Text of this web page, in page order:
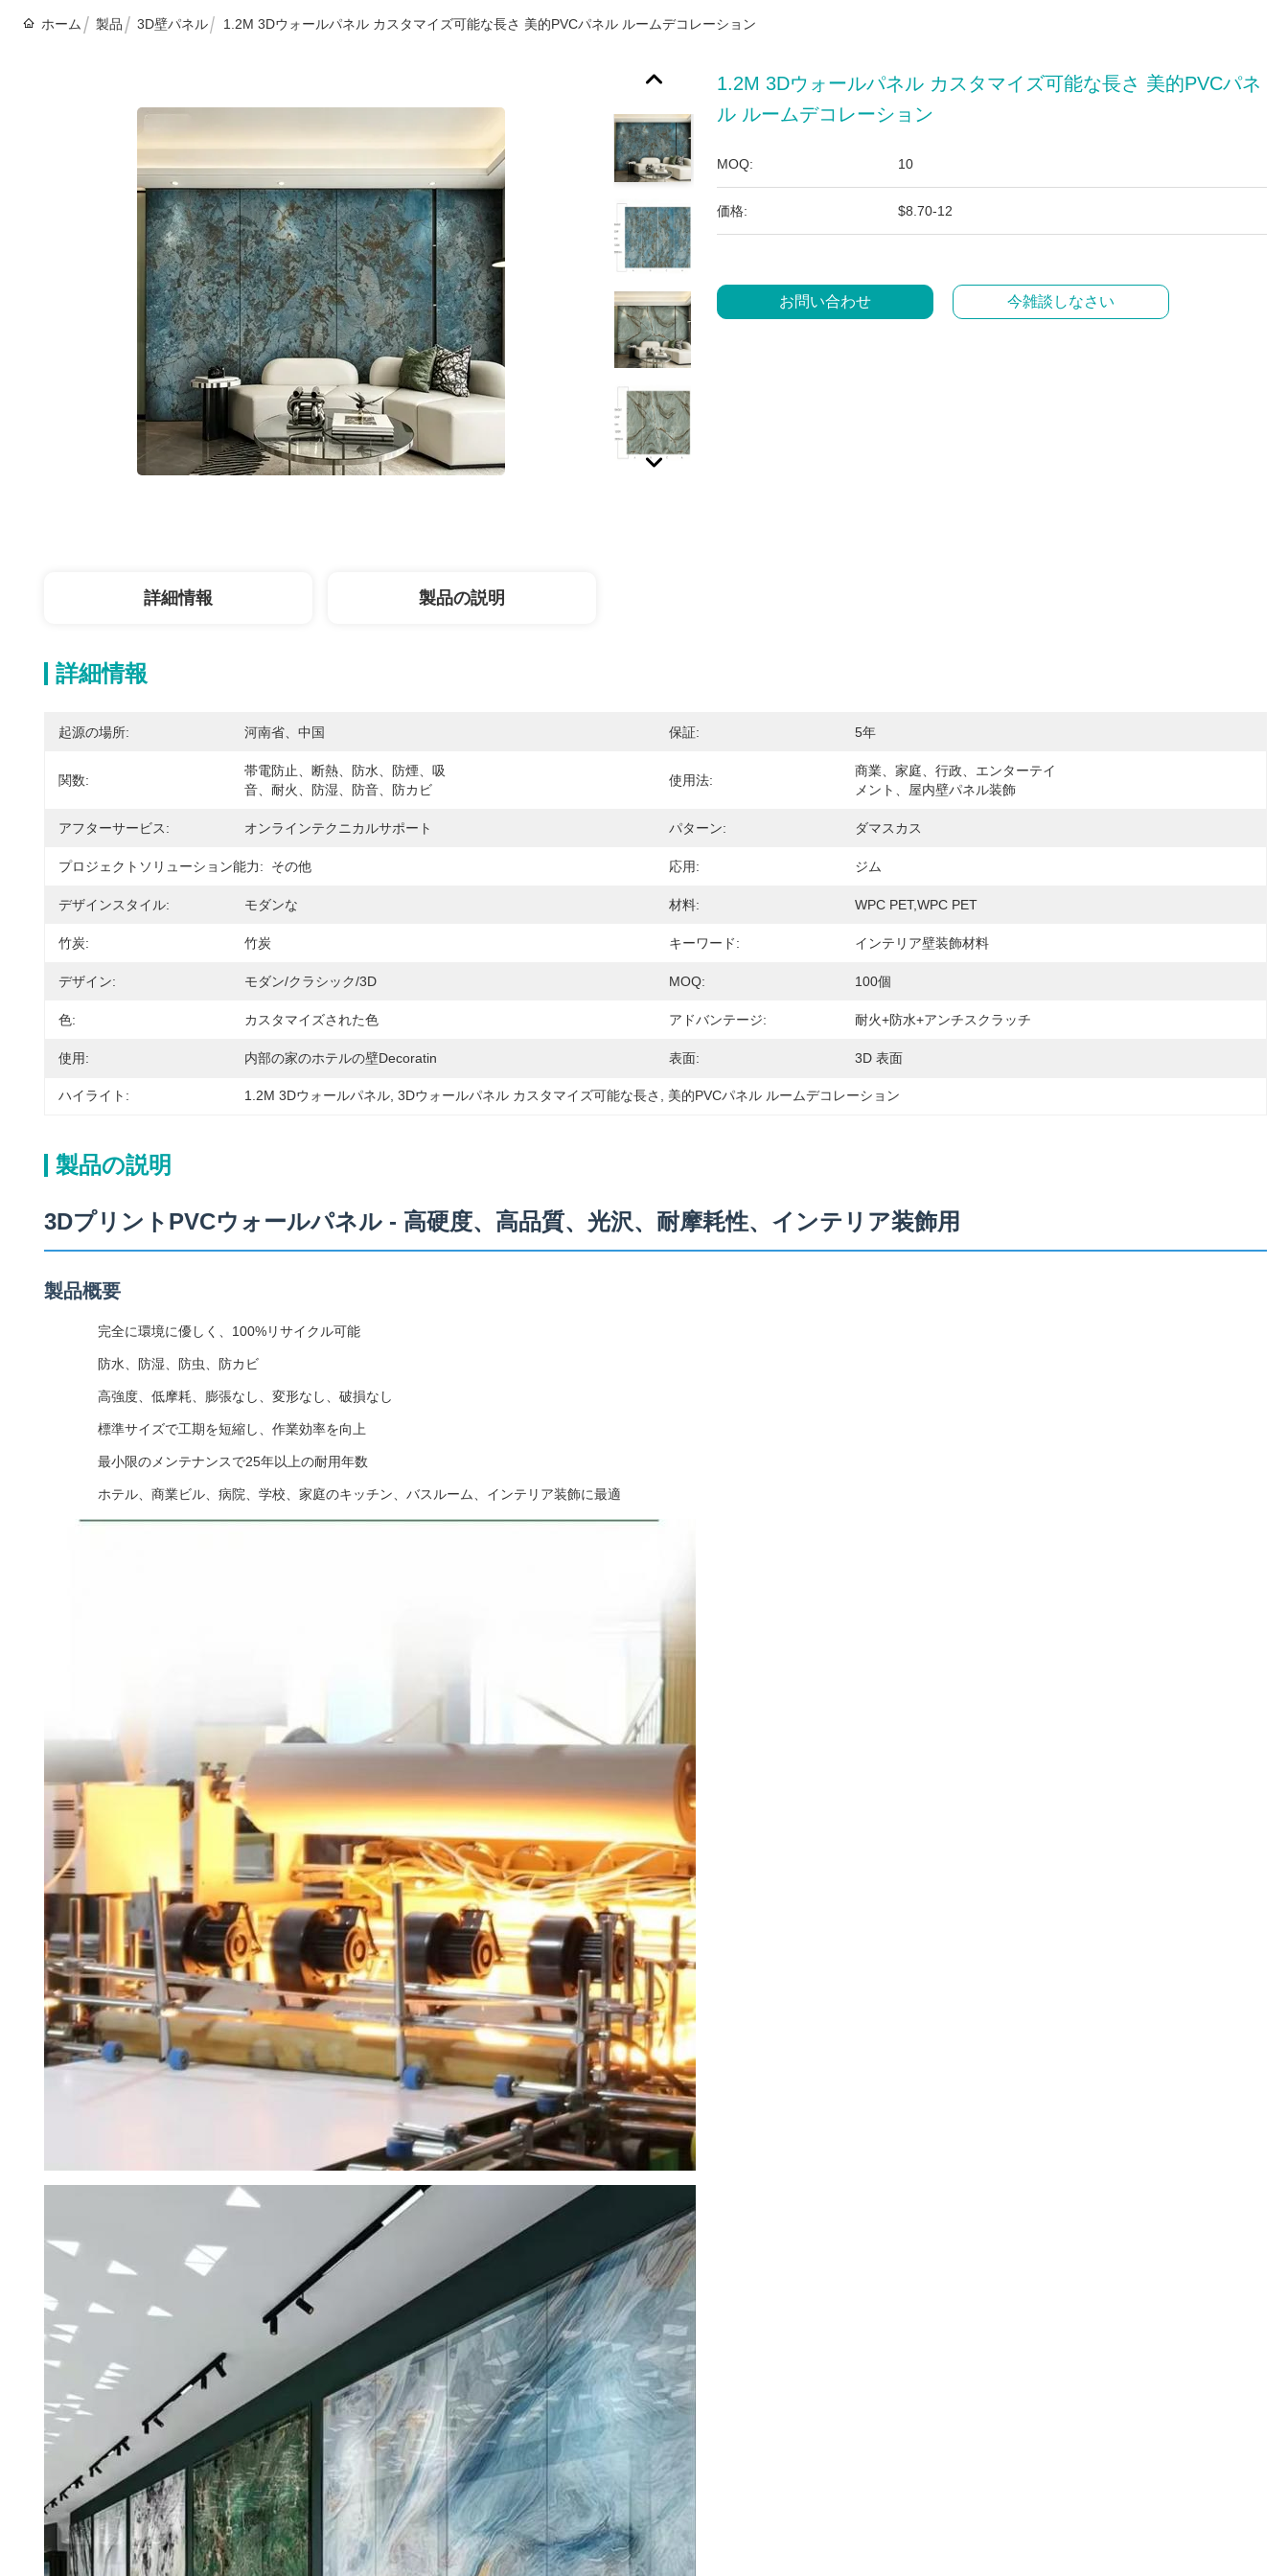
ホーム 製品 3D壁パネル 1.2M 3Dウォールパネル カスタマイズ可能な長さ 美的PVCパネル ルームデコレーション
1.2M 3Dウォールパネル カスタマイズ可能な長さ 美的PVCパネ
ル ルームデコレーション
MOQ: 10
価格: $8.70-12
お問い合わせ 今雑談しなさい
詳細情報 製品の説明
詳細情報
起源の場所: 河南省、中国 保証: 5年
関数:
帯電防止、断熱、防水、防煙、吸
音、耐火、防湿、防音、防カビ
使用法:
商業、家庭、行政、エンターテイ
メント、屋内壁パネル装飾
アフターサービス: オンラインテクニカルサポート パターン: ダマスカス
プロジェクトソリューション能力: その他 応用: ジム
デザインスタイル: モダンな 材料: WPC PET,WPC PET
竹炭: 竹炭 キーワード: インテリア壁装飾材料
デザイン: モダン/クラシック/3D MOQ: 100個
色: カスタマイズされた色 アドバンテージ: 耐火+防水+アンチスクラッチ
使用: 内部の家のホテルの壁Decoratin 表面: 3D 表面
ハイライト: 1.2M 3Dウォールパネル 3Dウォールパネル カスタマイズ可能な長さ 美的PVCパネル ルームデコレーション
製品の説明
3DプリントPVCウォールパネル - 高硬度、高品質、光沢、耐摩耗性、インテリア装飾用
製品概要
完全に環境に優しく、100%リサイクル可能
防水、防湿、防虫、防カビ
高強度、低摩耗、膨張なし、変形なし、破損なし
標準サイズで工期を短縮し、作業効率を向上
最小限のメンテナンスで25年以上の耐用年数
ホテル、商業ビル、病院、学校、家庭のキッチン、バスルーム、インテリア装飾に最適